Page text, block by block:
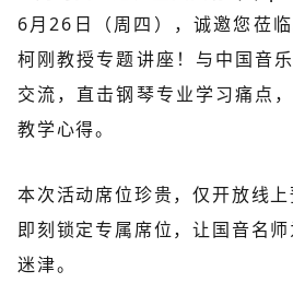
6月26日（周四），诚邀您莅
柯刚教授专题讲座！与中国音
交流，直击钢琴专业学习痛点
教学心得。
本次活动席位珍贵，仅开放线
即刻锁定专属席位，让国音名
迷津。